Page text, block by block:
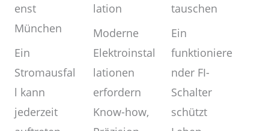
enst
München
Ein
Stromausfal
l kann
jederzeit
lation
Moderne
Elektroinstal
lationen
erfordern
Know-how,
tauschen
Ein
funktioniere
nder FI-
Schalter
schützt